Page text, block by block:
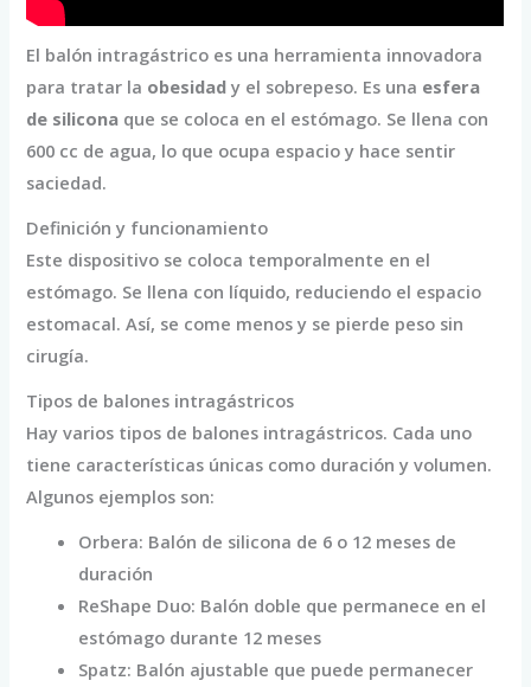
El balón intragástrico es una herramienta innovadora
para tratar la obesidad y el sobrepeso. Es una esfera
de silicona que se coloca en el estómago. Se llena con
600 cc de agua, lo que ocupa espacio y hace sentir
saciedad.
Definición y funcionamiento
Este dispositivo se coloca temporalmente en el
estómago. Se llena con líquido, reduciendo el espacio
estomacal. Así, se come menos y se pierde peso sin
cirugía.
Tipos de balones intragástricos
Hay varios tipos de balones intragástricos. Cada uno
tiene características únicas como duración y volumen.
Algunos ejemplos son:
Orbera: Balón de silicona de 6 o 12 meses de
duración
ReShape Duo: Balón doble que permanece en el
estómago durante 12 meses
Spatz: Balón ajustable que puede permanecer